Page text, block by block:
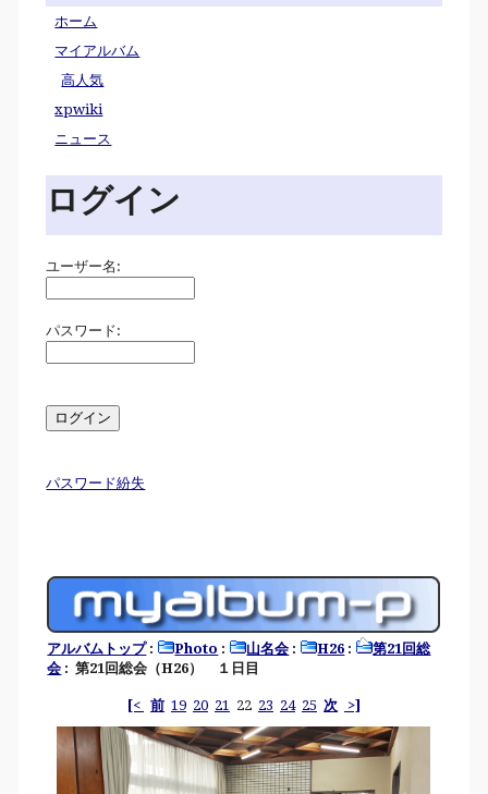
ホーム
マイアルバム
高人気
xpwiki
ニュース
ログイン
ユーザー名:
パスワード:
パスワード紛失
アルバムトップ: Photo : 山名会 : H26 :
第21回総
会 : 第21回総会（H26） １日目
[< 前 19 20 21 22 23 24 25 次 >]